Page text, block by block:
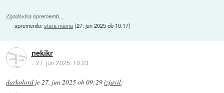
Zgodovina sprememb…
spremenilo:stara mama(27. jun 2025 ob 10:17)
nekikr
::27. jun 2025, 10:23
darkolord je27. jun 2025 ob 09:29izjavil: